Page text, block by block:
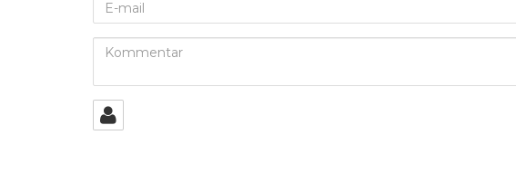
mail
Kommentar